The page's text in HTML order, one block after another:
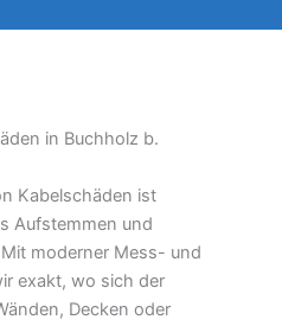
in Buchholz b.
Kabelschäden ist
Aufstemmen und
moderner Mess- und
exakt, wo sich der
Decken oder